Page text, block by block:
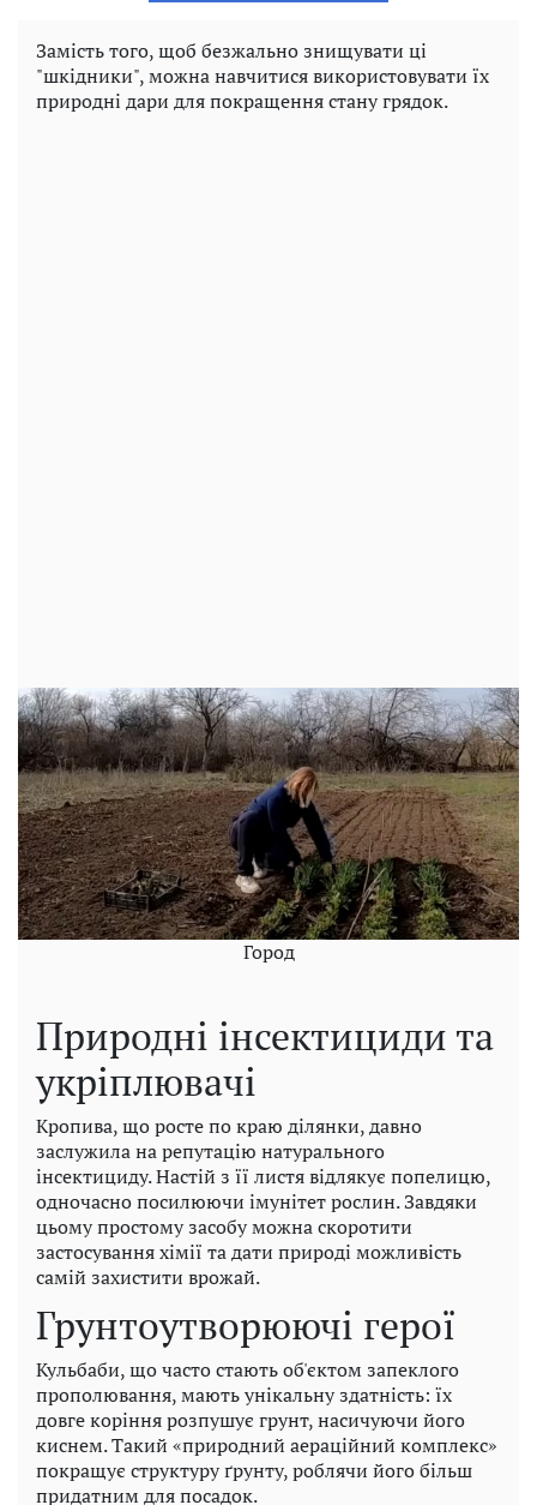
Замість того, щоб безжально знищувати ці
"шкідники", можна навчитися використовувати їх
природні дари для покращення стану грядок.
Город
Природні інсектициди та
укріплювачі
Кропива, що росте по краю ділянки, давно
заслужила на репутацію натурального
інсектициду. Настій з її листя відлякує попелицю,
одночасно посилюючи імунітет рослин. Завдяки
цьому простому засобу можна скоротити
застосування хімії та дати природі можливість
самій захистити врожай.
Грунтоутворюючі герої
Кульбаби, що часто стають об'єктом запеклого
прополювання, мають унікальну здатність: їх
довге коріння розпушує грунт, насичуючи його
киснем. Такий «природний аераційний комплекс»
покращує структуру ґрунту, роблячи його більш
придатним для посадок.